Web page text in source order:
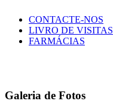
CONTACTE-NOS
LIVRO DE VISITAS
FARMÁCIAS
Galeria de Fotos